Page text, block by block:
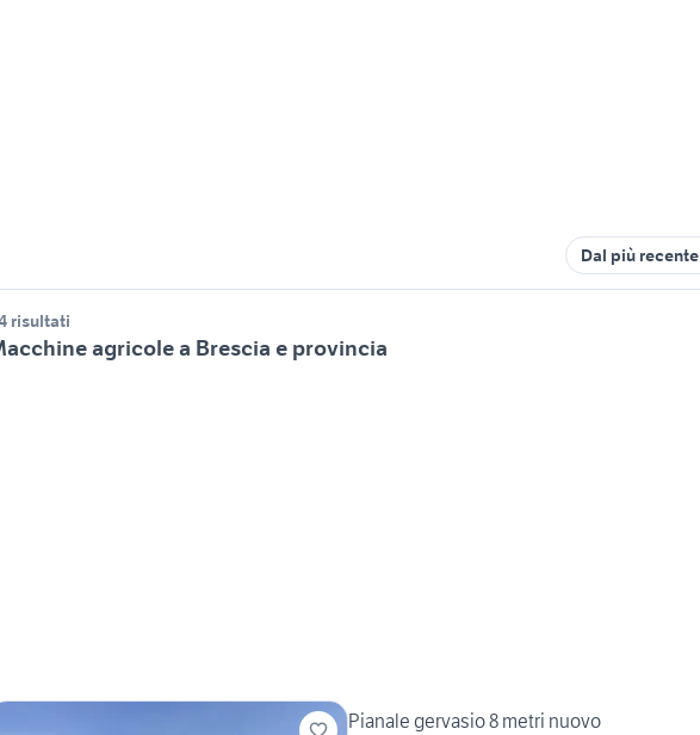
Dal più recente
risultati
agricole a Brescia e provincia
Pianale gervasio 8 metri nuovo